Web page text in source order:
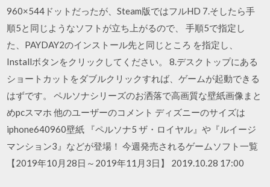
960×544ドットだったが、Steam版ではフルHD 7.そしたら手
順5と同じようなソフトが立ち上がるので、 手順5で指定し
た、PAYDAY2のインストール先と同じところ を指定し、
Installボタンをクリックしてください。 8.デスクトップにある
ショートカットをダブルクリックすれば、ゲームが起動できる
はずです。 ペルソナシリーズのお洒落で高画質な壁紙画像まと
めpcスマホ 他のユーザーのコメント ディズニーのサイズは
iphone640960壁紙 『ペルソナ5 ザ・ロイヤル』や『ルイージ
マンション3』などが登場！ 今週発売されるゲームソフト一覧
【2019年10月28日～2019年11月3日】 2019.10.28 17:00